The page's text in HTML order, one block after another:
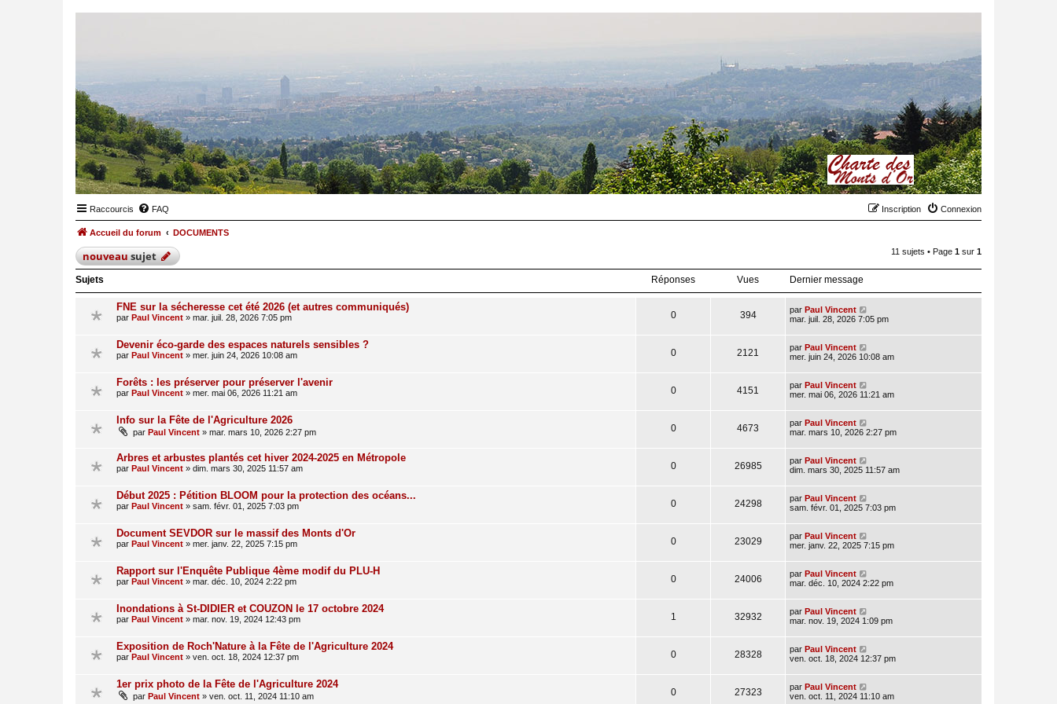
Raccourcis FAQ Connexion
Inscription
Accueil du forum DOCUMENTS
nouveausujet 11 sujets • Page 1 sur 1
Sujets Réponses Vues Dernier message
FNE sur la sécheresse cet été 2026 (et autres communiqués)
par Paul Vincent » mar. juil. 28, 2026 7:05 pm 0 394 par Paul Vincent
mar. juil. 28, 2026 7:05 pm
Devenir éco-garde des espaces naturels sensibles ?
par Paul Vincent » mer. juin 24, 2026 10:08 am 0 2121 par Paul Vincent
mer. juin 24, 2026 10:08 am
Forêts : les préserver pour préserver l'avenir
par Paul Vincent » mer. mai 06, 2026 11:21 am 0 4151 par Paul Vincent
mer. mai 06, 2026 11:21 am
Info sur la Fête de l'Agriculture 2026
par Paul Vincent » mar. mars 10, 2026 2:27 pm 0 4673 par Paul Vincent
mar. mars 10, 2026 2:27 pm
Arbres et arbustes plantés cet hiver 2024-2025 en Métropole
par Paul Vincent » dim. mars 30, 2025 11:57 am 0 26985 par Paul Vincent
dim. mars 30, 2025 11:57 am
Début 2025 : Pétition BLOOM pour la protection des océans...
par Paul Vincent » sam. févr. 01, 2025 7:03 pm 0 24298 par Paul Vincent
sam. févr. 01, 2025 7:03 pm
Document SEVDOR sur le massif des Monts d'Or
par Paul Vincent » mer. janv. 22, 2025 7:15 pm 0 23029 par Paul Vincent
mer. janv. 22, 2025 7:15 pm
Rapport sur l'Enquête Publique 4ème modif du PLU-H
par Paul Vincent » mar. déc. 10, 2024 2:22 pm 0 24006 par Paul Vincent
mar. déc. 10, 2024 2:22 pm
Inondations à St-DIDIER et COUZON le 17 octobre 2024
par Paul Vincent » mar. nov. 19, 2024 12:43 pm 1 32932 par Paul Vincent
mar. nov. 19, 2024 1:09 pm
Exposition de Roch'Nature à la Fête de l'Agriculture 2024
par Paul Vincent » ven. oct. 18, 2024 12:37 pm 0 28328 par Paul Vincent
ven. oct. 18, 2024 12:37 pm
1er prix photo de la Fête de l'Agriculture 2024
par Paul Vincent » ven. oct. 11, 2024 11:10 am 0 27323 par Paul Vincent
ven. oct. 11, 2024 11:10 am